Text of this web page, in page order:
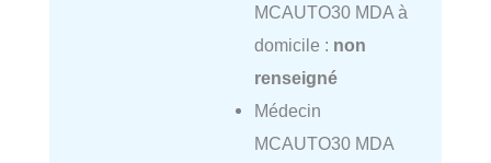
MCAUTO30 MDA à
domicile : non
renseigné
Médecin
MCAUTO30 MDA